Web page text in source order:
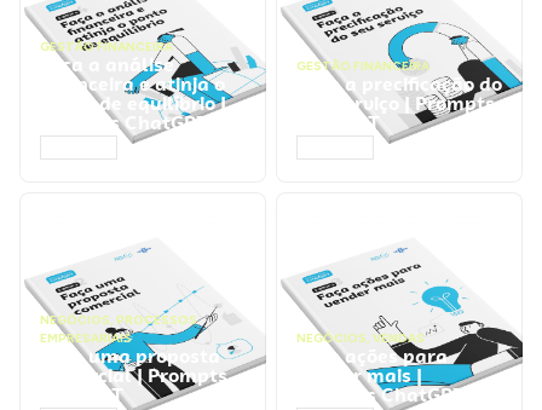
GESTÃO FINANCEIRA
Faça a análise
financeira e atinja o
ponto de equilíbrio |
Prompts ChatGPT
GESTÃO FINANCEIRA
Faça a precificação do
seu serviço | Prompts
ChatGPT
NEGÓCIOS, PROCESSOS
EMPRESARIAIS
Faça uma proposta
comercial | Prompts
ChatGPT
NEGÓCIOS, VENDAS
Faça ações para
vender mais |
Prompts ChatGPT